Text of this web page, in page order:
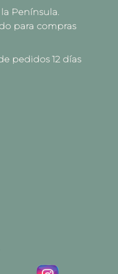
a la Península.
compras
pedidos 12 días